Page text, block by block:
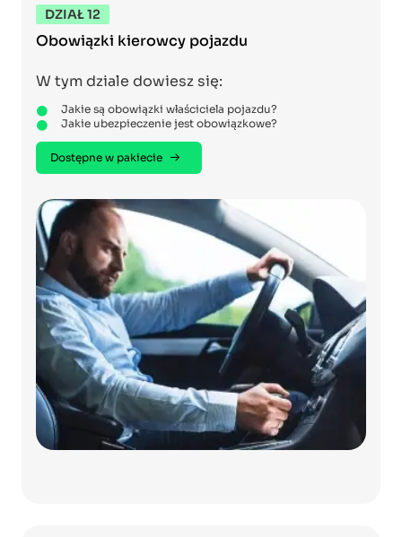
DZIAŁ 12
Obowiązki kierowcy pojazdu
W tym dziale dowiesz się:
Jakie są obowiązki właściciela pojazdu?
Jakie ubezpieczenie jest obowiązkowe?
Dostępne w pakiecie